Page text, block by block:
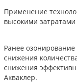
Применение
высокими
Ранее
снижения
снижения
Акваклер.